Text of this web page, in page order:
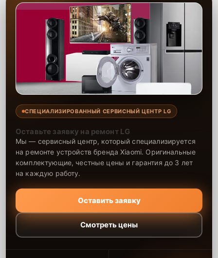
музыкального центра.
СПЕЦИАЛИЗИРОВАННЫЙ СЕРВИСНЫЙ ЦЕНТР LG
Оставьте заявку на ремонт LG
Мы — сервисный центр, который специализируется
на ремонте устройств бренда Xiaomi. Оригинальные
комплектующие, честные цены и гарантия до 3 лет
на каждую работу.
Оставить заявку
Смотреть цены